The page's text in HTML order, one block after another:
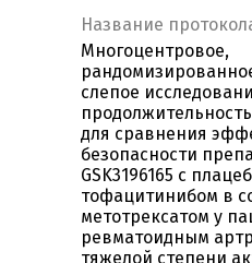
Название
Многоцентровое,
слепое
для сравнения
безопасности
GSK3196165 с
тофацитинибом в
метотрексатом у
ревматоидным
тяжелой степени